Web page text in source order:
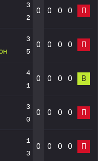
3
2
0 0 0 0 П
3
5
0 0 0 0 П
4
1
0 0 0 0 В
3
0
0 0 0 0 П
1
3
0 0 0 0 П